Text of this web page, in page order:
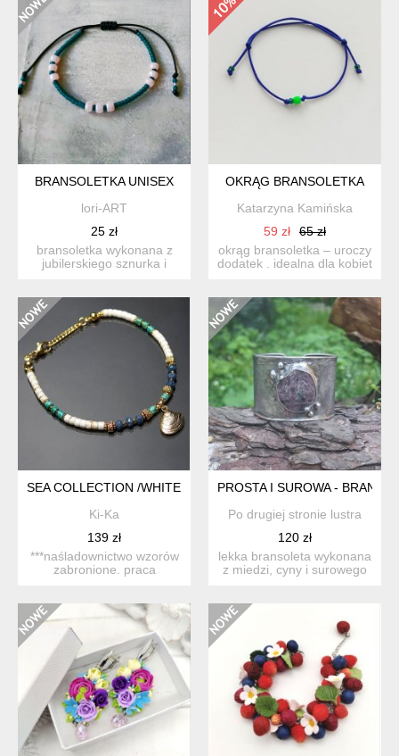
BRANSOLETKA UNISEX
lori-ART
25 zł
bransoletka wykonana z
jubilerskiego sznurka i
OKRĄG BRANSOLETKA
Katarzyna Kamińska
59 zł
65 zł
okrąg bransoletka – uroczy
dodatek . idealna dla kobiet
SEA COLLECTION /WHITE SEASHELL/ 23.06.25/
Ki-Ka
139 zł
***naśladownictwo wzorów
zabronione. praca
PROSTA I SUROWA -
Po drugiej stronie lustra
120 zł
lekka bransoleta wykonana
z miedzi, cyny i surowego